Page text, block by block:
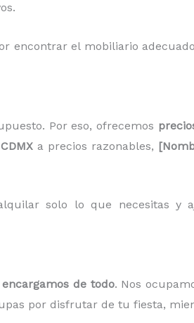
encontrar el mobiliario
Por eso, ofrecemos
a precios razonables,
solo lo que necesitas y
encargamos de todo. Nos
por disfrutar de tu fiesta,